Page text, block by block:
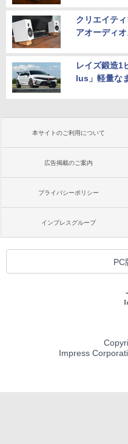
クリエイテ
アオーディ
レイズ鍛造1
lus」軽量な
本サイトのご利用について
広告掲載のご案内
プライバシーポリシー
インプレスグループ
PC
Impress